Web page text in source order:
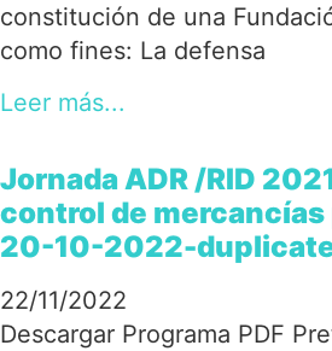
constitución de una
como fines: La defensa
Leer más...
Jornada ADR /RID
control de
20-10-2022-
22/11/2022
Descargar Programa PDF